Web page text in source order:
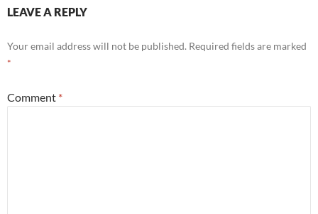
LEAVE A REPLY
Your email address will not be published. Required fields are marked
*
Comment *